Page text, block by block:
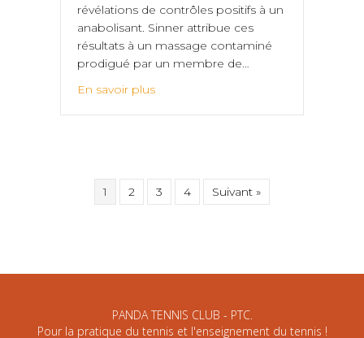
révélations de contrôles positifs à un
anabolisant. Sinner attribue ces
résultats à un massage contaminé
prodigué par un membre de…
En savoir plus
1 2 3 4 Suivant »
PANDA TENNIS CLUB - PTC.
Pour la pratique du tennis et l'enseignement du tennis !